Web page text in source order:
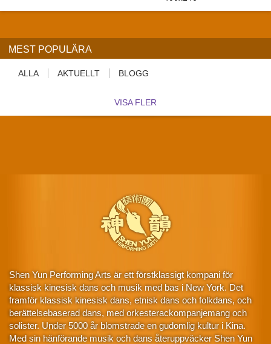
MEST POPULÄRA
ALLA AKTUELLT BLOGG
VISA FLER
Shen Yun Performing Arts är ett förstklassigt kompani för
klassisk kinesisk dans och musik med bas i New York. Det
framför klassisk kinesisk dans, etnisk dans och folkdans, och
berättelsebaserad dans, med orkesterackompanjemang och
solister. Under 5000 år blomstrade en gudomlig kultur i Kina.
Med sin hänförande musik och dans återuppväcker Shen Yun